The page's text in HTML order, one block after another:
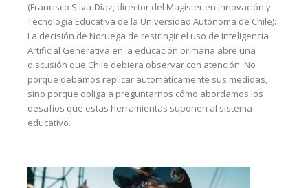
(Francisco Silva-Díaz, director del Magíster en Innovación y
Tecnología Educativa de la Universidad Autónoma de Chile):
La decisión de Noruega de restringir el uso de Inteligencia
Artificial Generativa en la educación primaria abre una
discusión que Chile debiera observar con atención. No
porque debamos replicar automáticamente sus medidas,
sino porque obliga a preguntarnos cómo abordamos los
desafíos que estas herramientas suponen al sistema
educativo.